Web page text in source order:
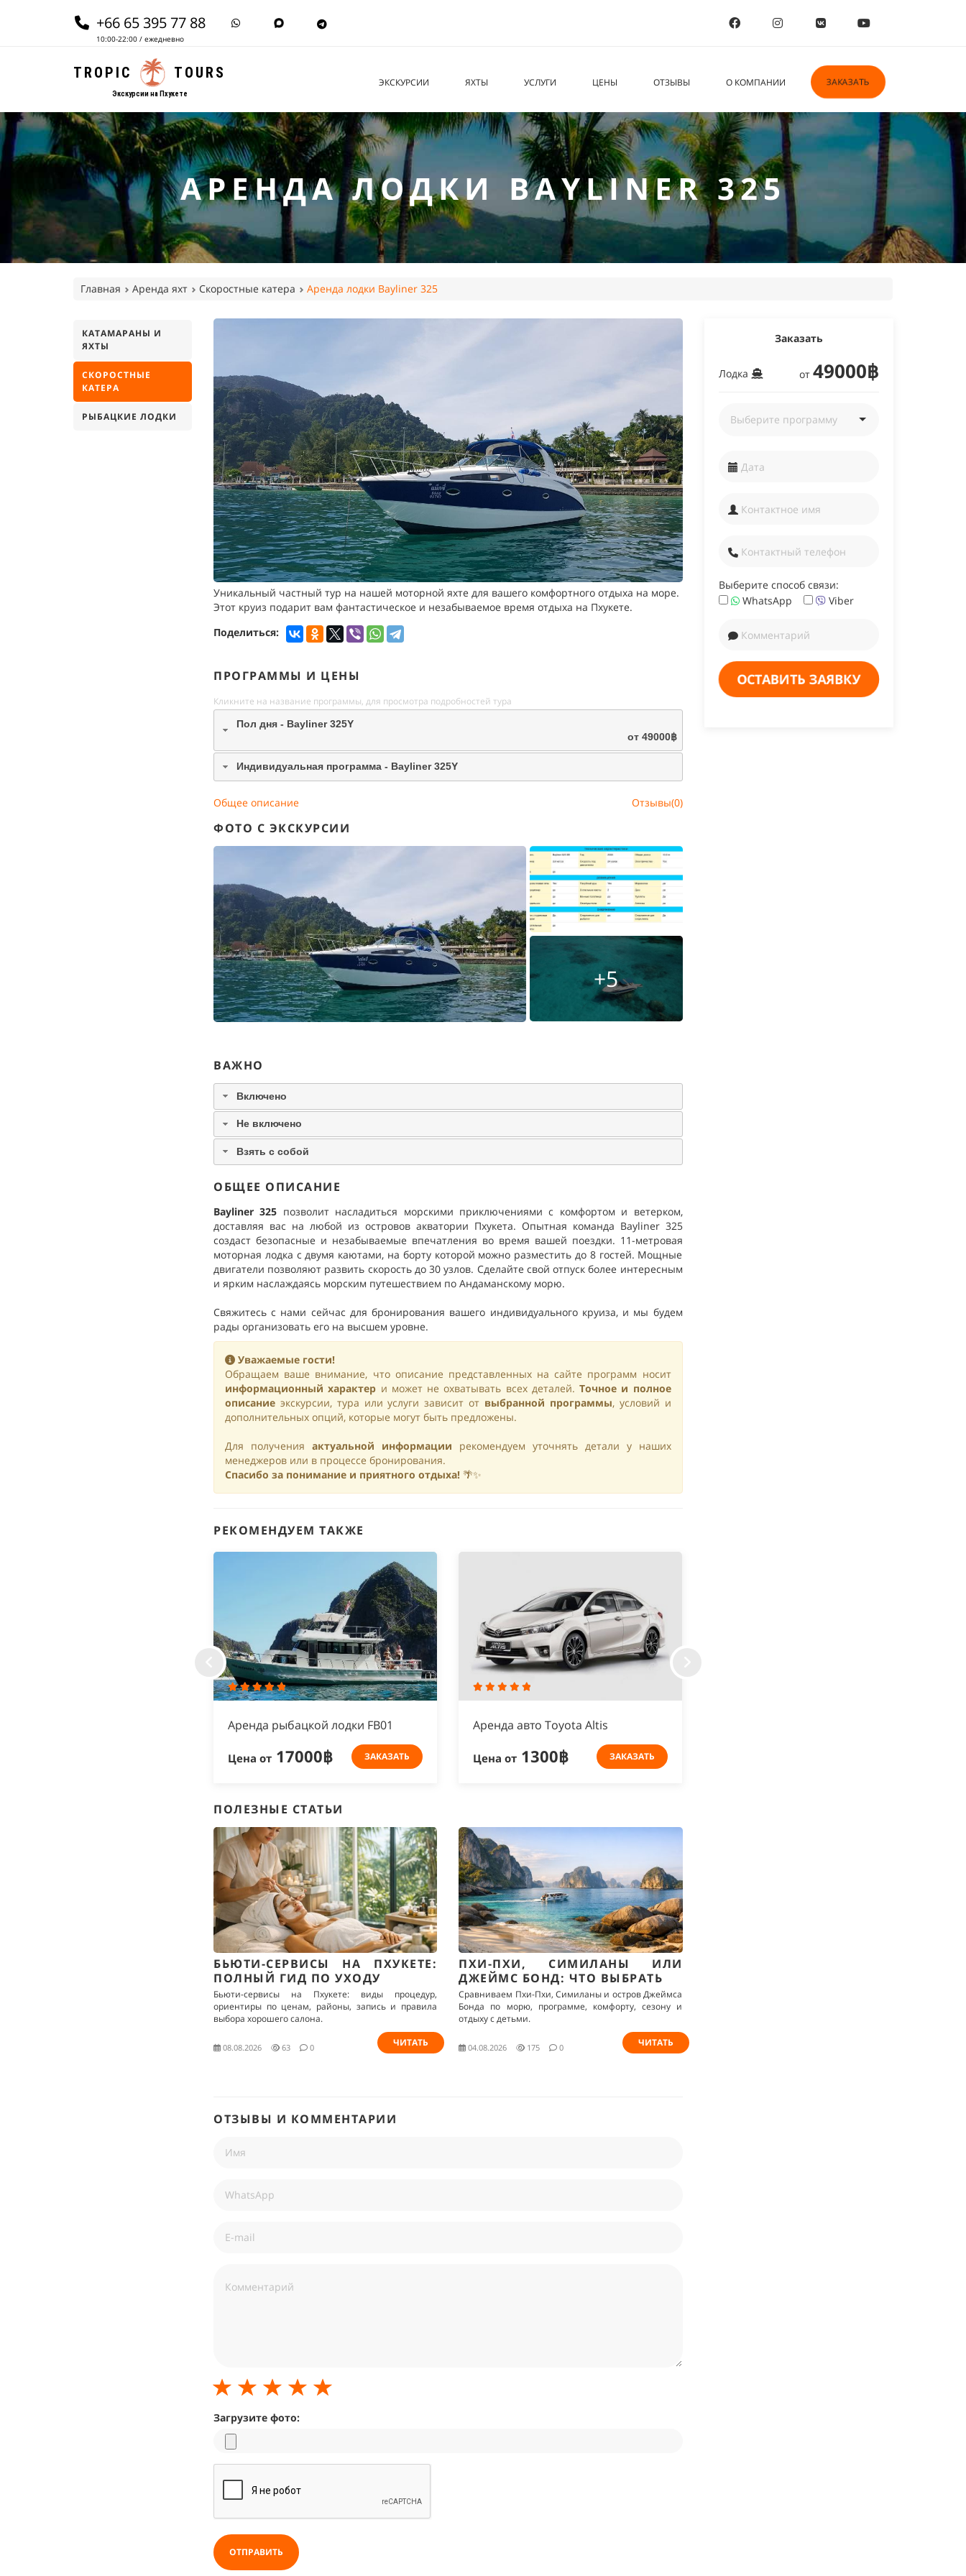
+66 65 395 77 88
10:00-22:00 / ежедневно
TROPIC TOURS
Экскурсии на Пхукете
ЭКСКУРСИИ ЯХТЫ УСЛУГИ ЦЕНЫ ОТЗЫВЫ О КОМПАНИИ ЗАКАЗАТЬ
АРЕНДА ЛОДКИ BAYLINER 325
Главная Аренда яхт Скоростные катера Аренда лодки Bayliner 325
КАТАМАРАНЫ И
ЯХТЫ
СКОРОСТНЫЕ
КАТЕРА
РЫБАЦКИЕ ЛОДКИ
Уникальный частный тур на нашей моторной яхте для вашего комфортного отдыха на море.
Этот круиз подарит вам фантастическое и незабываемое время отдыха на Пхукете.
Поделиться:
ПРОГРАММЫ И ЦЕНЫ
Кликните на название программы, для просмотра подробностей тура
Пол дня - Bayliner 325Y
от 49000฿
Индивидуальная программа - Bayliner 325Y
Общее описание Отзывы(0)
ФОТО С ЭКСКУРСИИ
+5
ВАЖНО
Включено
Не включено
Взять с собой
ОБЩЕЕ ОПИСАНИЕ
Bayliner 325 позволит насладиться морскими приключениями с комфортом и ветерком,
доставляя вас на любой из островов акватории Пхукета. Опытная команда Bayliner 325
создаст безопасные и незабываемые впечатления во время вашей поездки. 11-метровая
моторная лодка с двумя каютами, на борту которой можно разместить до 8 гостей. Мощные
двигатели позволяют развить скорость до 30 узлов. Сделайте свой отпуск более интересным
и ярким наслаждаясь морским путешествием по Андаманскому морю.
Свяжитесь с нами сейчас для бронирования вашего индивидуального круиза, и мы будем
рады организовать его на высшем уровне.
Уважаемые гости!
Обращаем ваше внимание, что описание представленных на сайте программ носит
информационный характер и может не охватывать всех деталей. Точное и полное
описание экскурсии, тура или услуги зависит от выбранной программы, условий и
дополнительных опций, которые могут быть предложены.
Для получения актуальной информации рекомендуем уточнять детали у наших
менеджеров или в процессе бронирования.
Спасибо за понимание и приятного отдыха! 🌴✨
РЕКОМЕНДУЕМ ТАКЖЕ
Аренда рыбацкой лодки FB01
Цена от 17000฿ ЗАКАЗАТЬ
Аренда авто Toyota Altis
Цена от 1300฿ ЗАКАЗАТЬ
ПОЛЕЗНЫЕ СТАТЬИ
БЬЮТИ-СЕРВИСЫ НА ПХУКЕТЕ:
ПОЛНЫЙ ГИД ПО УХОДУ
Бьюти-сервисы на Пхукете: виды процедур,
ориентиры по ценам, районы, запись и правила
выбора хорошего салона.
08.08.2026 63 0 ЧИТАТЬ
ПХИ-ПХИ, СИМИЛАНЫ ИЛИ
ДЖЕЙМС БОНД: ЧТО ВЫБРАТЬ
Сравниваем Пхи-Пхи, Симиланы и остров Джеймса
Бонда по морю, программе, комфорту, сезону и
отдыху с детьми.
04.08.2026 175 0 ЧИТАТЬ
ОТЗЫВЫ И КОММЕНТАРИИ
Загрузите фото:
ОТПРАВИТЬ
Заказать
Лодка от 49000฿
Выберите способ связи:
WhatsApp
Viber
ОСТАВИТЬ ЗАЯВКУ